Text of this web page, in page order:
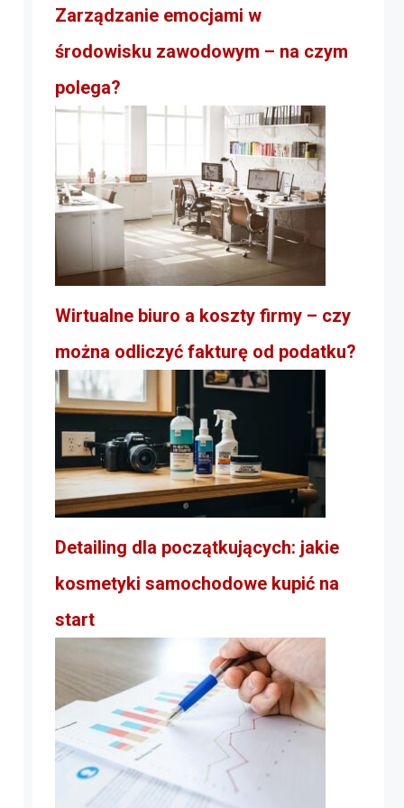
Zarządzanie emocjami w
środowisku zawodowym – na czym
polega?
Wirtualne biuro a koszty firmy – czy
można odliczyć fakturę od podatku?
Detailing dla początkujących: jakie
kosmetyki samochodowe kupić na
start